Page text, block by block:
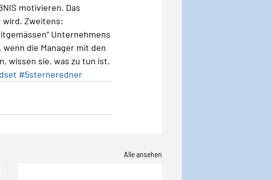
motivieren. Das
wird. Zweitens:
Unternehmens
die Manager mit den
wissen sie, was zu tun ist.
#5sterneredner
Alle ansehen